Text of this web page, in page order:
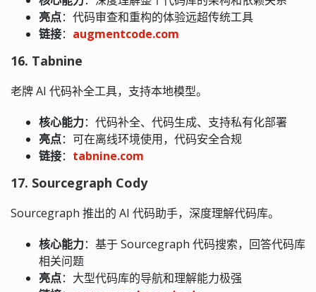
亮点：代码审查和重构的体验远超传统工具
链接： augmentcode.com
16. Tabnine
老牌 AI 代码补全工具，支持本地模型。
核心能力：代码补全、代码生成、支持私有化部署
亮点：可在离线环境使用，代码安全合规
链接： tabnine.com
17. Sourcegraph Cody
Sourcegraph 推出的 AI 代码助手，深度理解代码库。
核心能力：基于 Sourcegraph 代码搜索，回答代码库
相关问题
亮点：大型代码库的导航和理解能力极强